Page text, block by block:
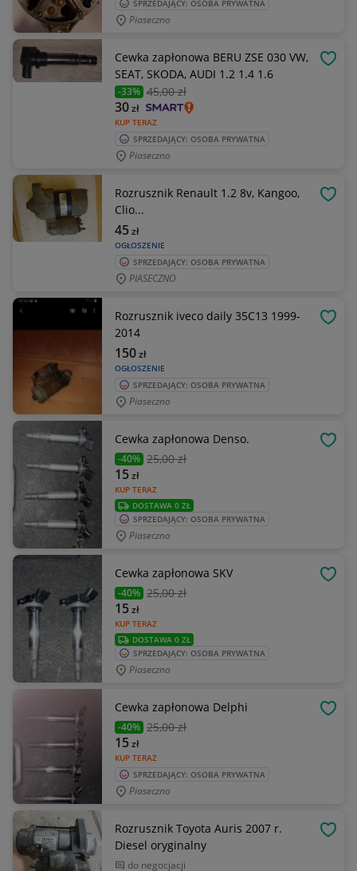
SPRZEDAJĄCY: OSOBA PRYWATNA
Piaseczno
Cewka zapłonowa BERU ZSE 030 VW,
SEAT, SKODA, AUDI 1.2 1.4 1.6
-33% 45,00 zł
KUP TERAZ
30zł
SPRZEDAJĄCY: OSOBA PRYWATNA
Piaseczno
Rozrusznik Renault 1.2 8v, Kangoo,
Clio...
OGŁOSZENIE
45zł
SPRZEDAJĄCY: OSOBA PRYWATNA
PIASECZNO
Rozrusznik iveco daily 35C13 1999-
2014
OGŁOSZENIE
150zł
SPRZEDAJĄCY: OSOBA PRYWATNA
Piaseczno
Cewka zapłonowa Denso.
-40% 25,00 zł
KUP TERAZ
15zł
DOSTAWA 0 ZŁ
SPRZEDAJĄCY: OSOBA PRYWATNA
Piaseczno
Cewka zapłonowa SKV
-40% 25,00 zł
KUP TERAZ
15zł
DOSTAWA 0 ZŁ
SPRZEDAJĄCY: OSOBA PRYWATNA
Piaseczno
Cewka zapłonowa Delphi
-40% 25,00 zł
KUP TERAZ
15zł
SPRZEDAJĄCY: OSOBA PRYWATNA
Piaseczno
Rozrusznik Toyota Auris 2007 r.
Diesel oryginalny
do negocjacji